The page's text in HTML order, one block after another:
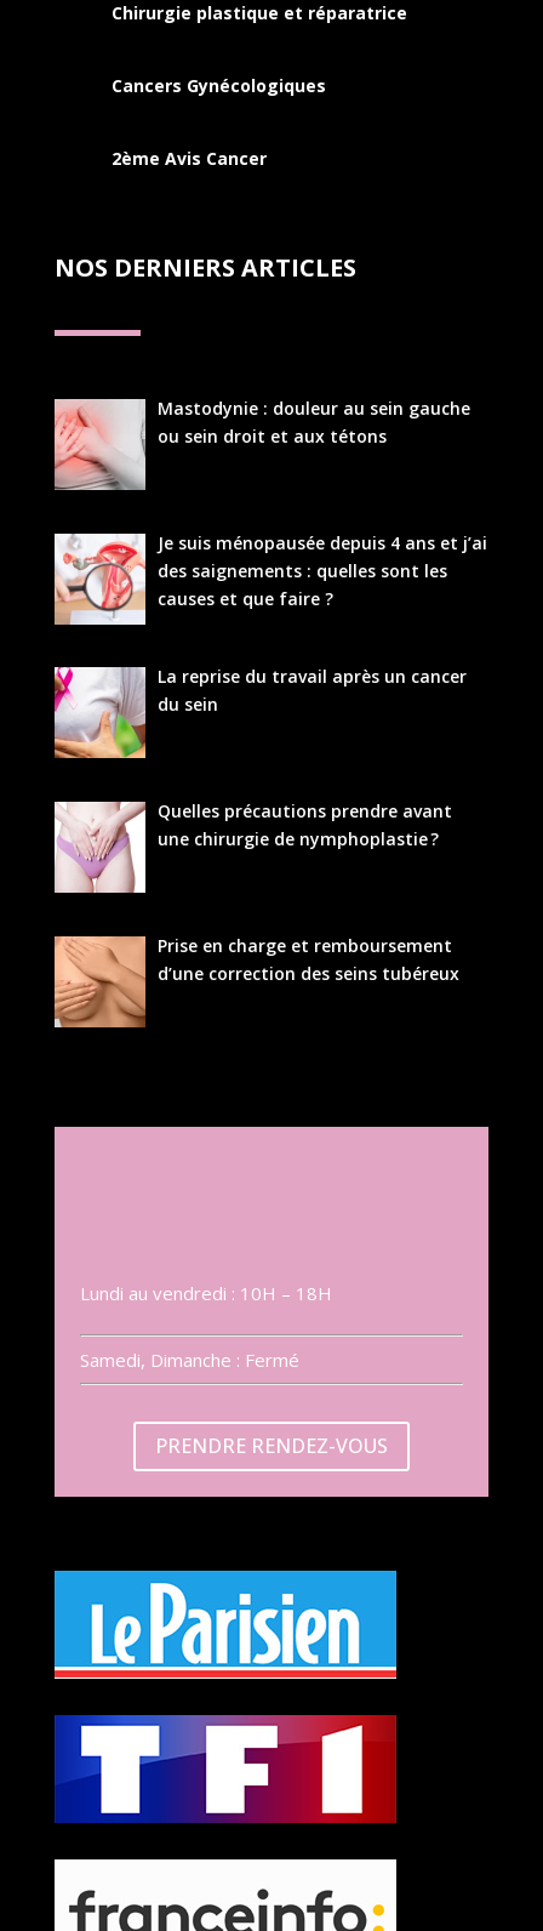
Chirurgie plastique et réparatrice
Cancers Gynécologiques
2ème Avis Cancer
NOS DERNIERS ARTICLES
Mastodynie : douleur au sein gauche
ou sein droit et aux tétons
Je suis ménopausée depuis 4 ans et j’ai
des saignements : quelles sont les
causes et que faire ?
La reprise du travail après un cancer
du sein
Quelles précautions prendre avant
une chirurgie de nymphoplastie ?
Prise en charge et remboursement
d’une correction des seins tubéreux
Lundi au vendredi : 10H – 18H
Samedi, Dimanche : Fermé
PRENDRE RENDEZ-VOUS